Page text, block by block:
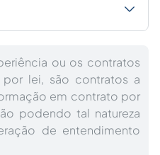
ou os contratos
lei, são contratos a
em contrato por
podendo tal natureza
de entendimento